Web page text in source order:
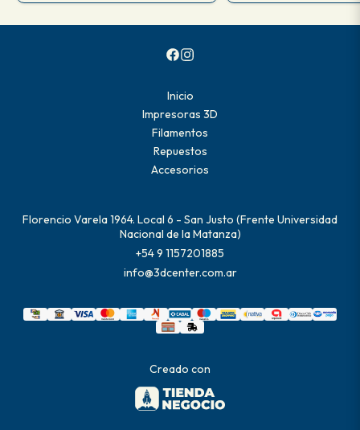
Inicio
Impresoras 3D
Filamentos
Repuestos
Accesorios
Florencio Varela 1964. Local 6 - San Justo (Frente Universidad
Nacional de la Matanza)
+54 9 1157201885
info@3dcenter.com.ar
Creado con